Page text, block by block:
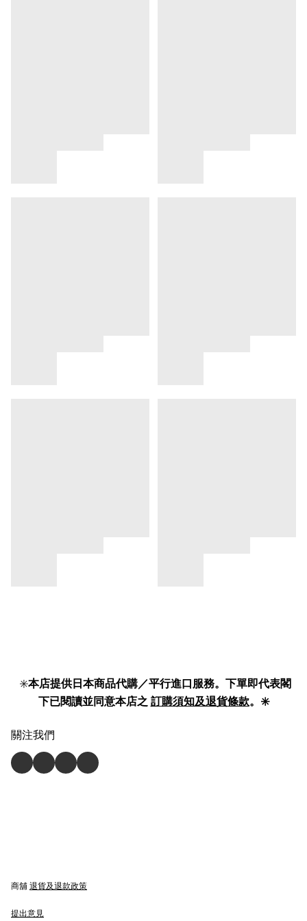
✳️本店提供日本商品代購／平行進口服務。下單即代表閣
下已閱讀並同意本店之 訂購須知及退貨條款。✳️
關注我們
商舖 退貨及退款政策
提出意見